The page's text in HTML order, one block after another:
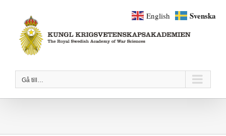
innehållet
Gå till…
English Svenska